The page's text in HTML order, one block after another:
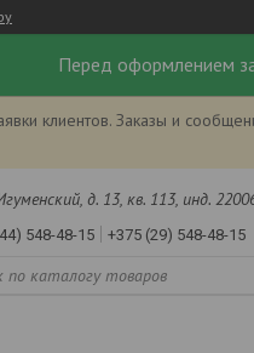
Перед оформлением
клиентов. Заказы и
д. 13, кв. 113, инд.
548-48-15 +375 (29) 548-48-15